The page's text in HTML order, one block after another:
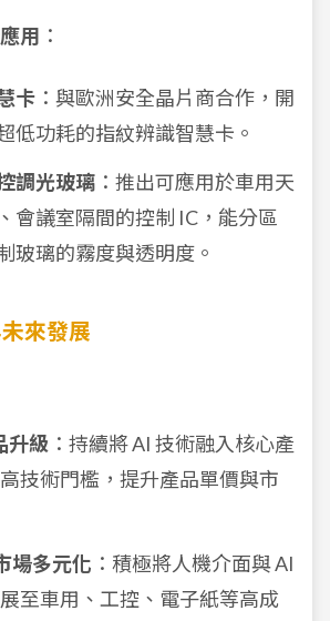
用 ：
卡 ：與歐洲安全晶片商合作，開
低功耗的指紋辨識智慧卡。
調光玻璃 ：推出可應用於車用天
會議室隔間的控制 IC，能分區
玻璃的霧度與透明度。
來發展
升級 ：持續將 AI 技術融入核心產
技術門檻，提升產品單價與市
場多元化 ：積極將人機介面與 AI
至車用、工控、電子紙等高成